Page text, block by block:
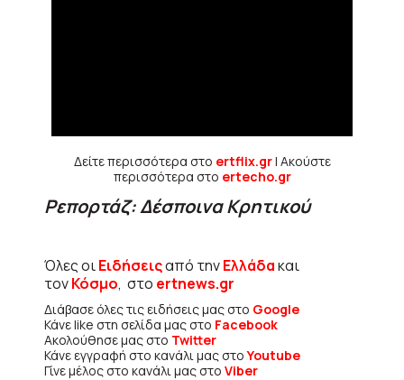
Δείτε περισσότερα στο ertflix.gr| Ακούστε
περισσότερα στο ertecho.gr
Ρεπορτάζ: Δέσποινα Κρητικού
Όλες οιΕιδήσειςαπό τηνΕλλάδακαι
τονΚόσμο, στο ertnews.gr
Διάβασε όλες τις ειδήσεις μας στο Google
Κάνε like στη σελίδα μας στο Facebook
Ακολούθησε μας στο Twitter
Κάνε εγγραφή στο κανάλι μας στοYoutube
Γίνε μέλος στο κανάλι μας στο Viber